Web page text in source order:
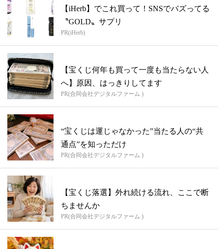
【iHerb】でこれ買って！SNSでバズってる
〝GOLD〟サプリ
PR(iHerb)
【宝くじ何年も買って一度も当たらない人
へ】原因、はっきりしてます
PR(合同会社デジタルファーム )
“宝くじは運じゃなかった”当たる人の“共
通点”を知っただけ
PR(合同会社デジタルファーム )
【宝くじ落選】外れ続ける流れ、ここで断
ちませんか
PR(合同会社デジタルファーム )